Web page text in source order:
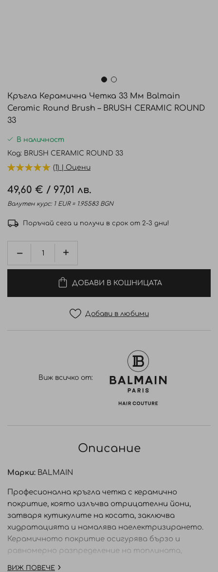
началото
на
галерия
със
Кръгла Керамична Четка 33 Мм Balmain
Ceramic Round Brush – BRUSH CERAMIC ROUND
33
В наличност
Код BRUSH CERAMIC ROUND 33
(1) | Оцени
49,60 € / 97,01 лв.
Валутен курс: 1 EUR = 1.95583 BGN
Поръчай сега и получи в срок от 2-3 дни!
ДОБАВИ В КОШНИЦАТА
Добави в любими
Виж всичко от:
Описание
Марки: BALMAIN
Професионална кръгла четка с керамично
покритие, която излъчва отрицателни йони,
затваря кутикулите на косата, заключва
хидратацията и намалява наелектризирането.
Керамичното покритие осигурява бързо и
равномерно разпределение на топлината,
ВИЖ ПОВЕЧЕ